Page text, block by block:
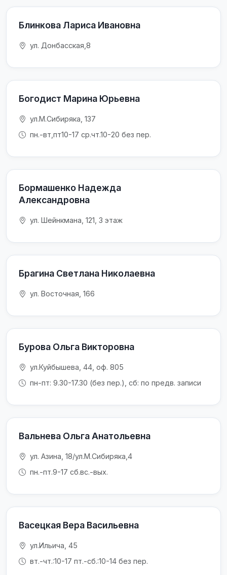
Блинкова Лариса Ивановна
ул. Донбасская,8
Богодист Марина Юрьевна
ул.М.Сибиряка, 137
пн.-вт,пт10-17 ср.чт.10-20 без пер.
Бормашенко Надежда
Александровна
ул. Шейнкмана, 121, 3 этаж
Брагина Светлана Николаевна
ул. Восточная, 166
Бурова Ольга Викторовна
ул.Куйбышева, 44, оф. 805
пн-пт: 9.30-17.30 (без пер.), сб: по предв. записи
Вальнева Ольга Анатольевна
ул. Азина, 18/ул.М.Сибиряка,4
пн.-пт.9-17 сб.вс.-вых.
Васецкая Вера Васильевна
ул.Ильича, 45
вт.-чт.:10-17 пт.-сб.:10-14 без пер.